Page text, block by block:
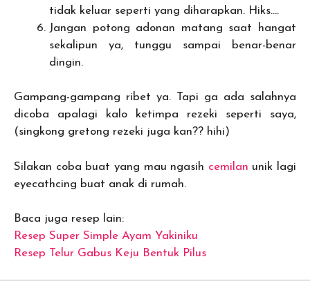
tidak keluar seperti yang diharapkan. Hiks….
Jangan potong adonan matang saat hangat
sekalipun ya, tunggu sampai benar-benar
dingin.
Gampang-gampang ribet ya. Tapi ga ada salahnya
dicoba apalagi kalo ketimpa rezeki seperti saya,
(singkong gretong rezeki juga kan?? hihi)
Silakan coba buat yang mau ngasih cemilan unik lagi
eyecathcing buat anak di rumah.
Baca juga resep lain:
Resep Super Simple Ayam Yakiniku
Resep Telur Gabus Keju Bentuk Pilus